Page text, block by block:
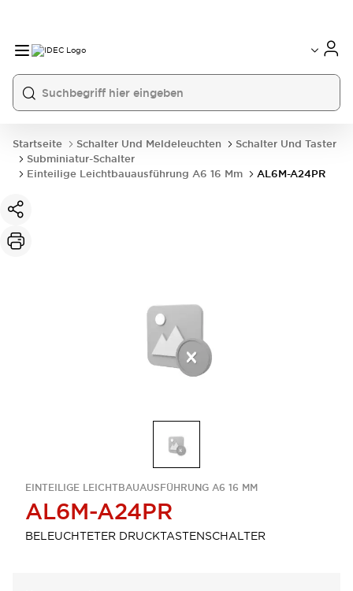
Startseite Schalter Und Meldeleuchten
Schalter Und Taster
Subminiatur-Schalter
Einteilige Leichtbauausführung A6 16 Mm
AL6M-A24PR
EINTEILIGE LEICHTBAUAUSFÜHRUNG A6 16 MM
AL6M-A24PR
BELEUCHTETER DRUCKTASTENSCHALTER